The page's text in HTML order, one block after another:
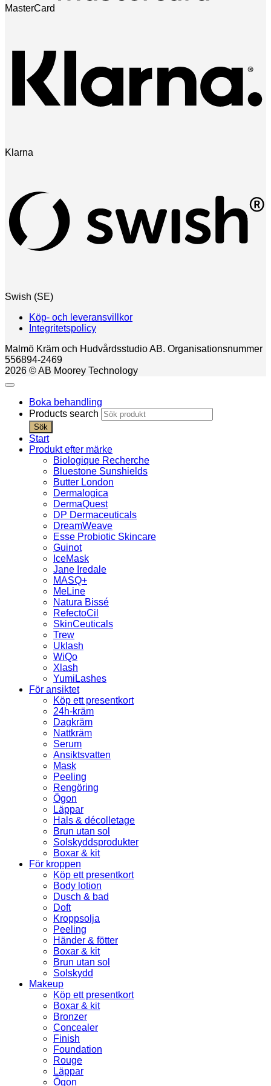
MasterCard
Klarna
Swish (SE)
Köp- och leveransvillkor
Integritetspolicy
Malmö Kräm och Hudvårdsstudio AB. Organisationsnummer
556894-2469
2026 © AB Moorey Technology
Boka behandling
Products search
Sök
Start
Produkt efter märke
Biologique Recherche
Bluestone Sunshields
Butter London
Dermalogica
DermaQuest
DP Dermaceuticals
DreamWeave
Esse Probiotic Skincare
Guinot
IceMask
Jane Iredale
MASQ+
MeLine
Natura Bissé
RefectoCil
SkinCeuticals
Trew
Uklash
WiQo
Xlash
YumiLashes
För ansiktet
Köp ett presentkort
24h-kräm
Dagkräm
Nattkräm
Serum
Ansiktsvatten
Mask
Peeling
Rengöring
Ögon
Läppar
Hals & décolletage
Brun utan sol
Solskyddsprodukter
Boxar & kit
För kroppen
Köp ett presentkort
Body lotion
Dusch & bad
Doft
Kroppsolja
Peeling
Händer & fötter
Boxar & kit
Brun utan sol
Solskydd
Makeup
Köp ett presentkort
Boxar & kit
Bronzer
Concealer
Finish
Foundation
Rouge
Läppar
Ögon